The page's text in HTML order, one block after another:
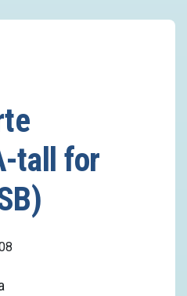
tall for